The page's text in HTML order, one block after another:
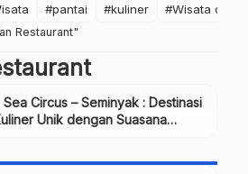
#pantai #kuliner #Wisata dan
Restaurant"
Sea Circus – Seminyak : Destinasi
Unik dengan Suasana